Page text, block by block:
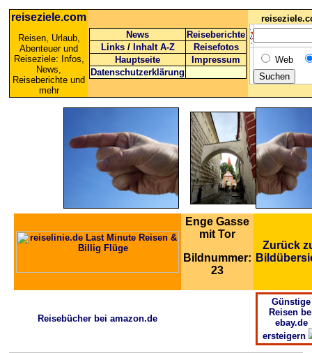
reiseziele.com
Reisen, Urlaub,
Abenteuer und
Reiseziele: Infos,
News,
Reiseberichte und
mehr
News
Reiseberichte
Links / Inhalt A-Z
Reisefotos
Hauptseite
Impressum
Datenschutzerklärung
Web
Enge Gasse
mit Tor
Bildnummer:
23
Zurück
Reisebücher bei amazon.de
Günstige
Reisen
ebay.de
ersteigern